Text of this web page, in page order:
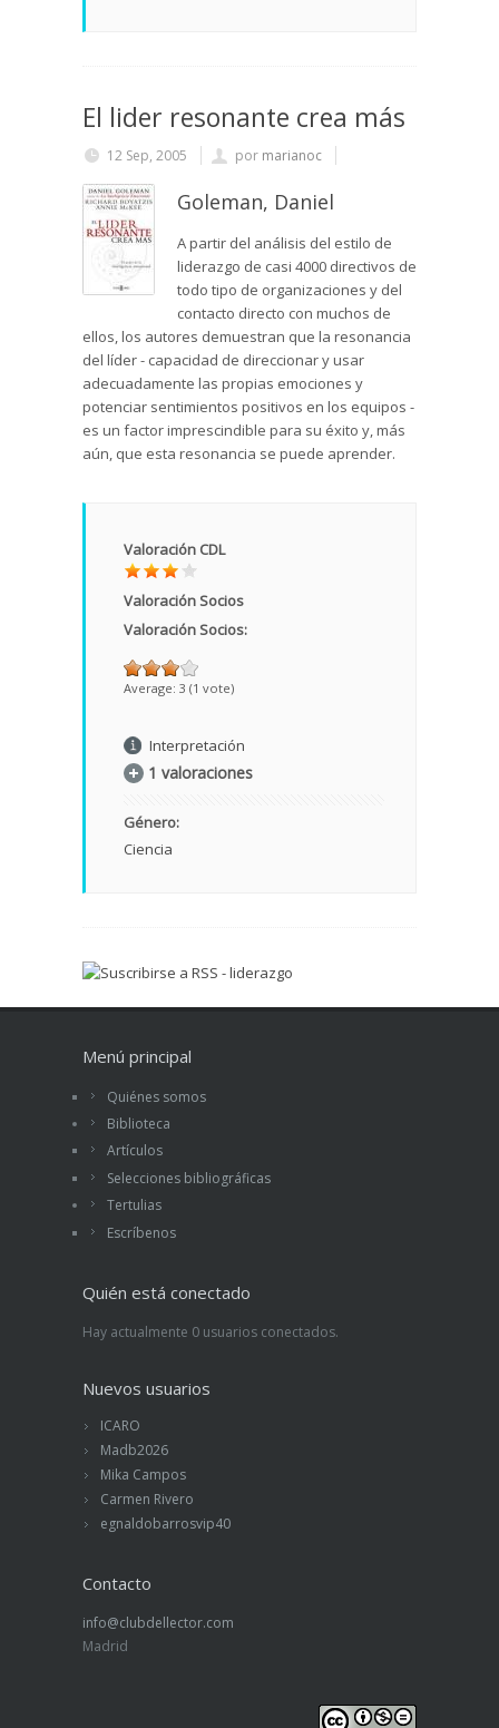
El lider resonante crea más
12 Sep, 2005 por marianoc
Goleman, Daniel
A partir del análisis del estilo de
liderazgo de casi 4000 directivos de
todo tipo de organizaciones y del
contacto directo con muchos de
ellos, los autores demuestran que la resonancia
del líder - capacidad de direccionar y usar
adecuadamente las propias emociones y
potenciar sentimientos positivos en los equipos -
es un factor imprescindible para su éxito y, más
aún, que esta resonancia se puede aprender.
Valoración CDL
Valoración Socios
Valoración Socios:
Average: 3 (1 vote)
Interpretación
1 valoraciones
Género:
Ciencia
Menú principal
Quiénes somos
Biblioteca
Artículos
Selecciones bibliográficas
Tertulias
Escríbenos
Quién está conectado
Hay actualmente 0 usuarios conectados.
Nuevos usuarios
ICARO
Madb2026
Mika Campos
Carmen Rivero
egnaldobarrosvip40
Contacto
info@clubdellector.com
Madrid